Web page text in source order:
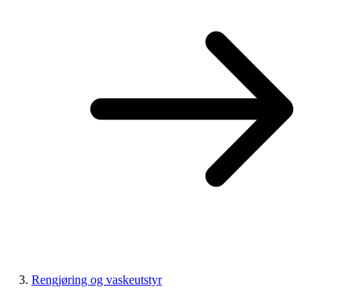
Rengjøring og vaskeutstyr